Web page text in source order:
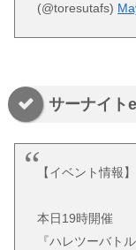
(@toresutafs)
サーナイト
【イベント情報】
本日19時開催
『ハレツーバト